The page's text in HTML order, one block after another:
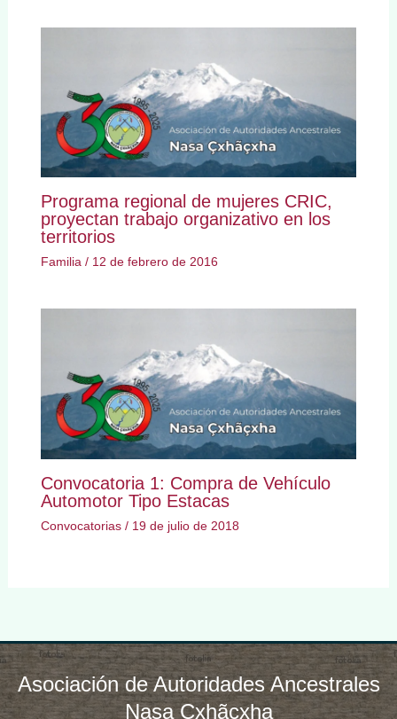
Programa regional de mujeres CRIC,
proyectan trabajo organizativo en los
territorios
Familia/ 12 de febrero de 2016
Convocatoria 1: Compra de Vehículo
Automotor Tipo Estacas
Convocatorias/ 19 de julio de 2018
Asociación de Autoridades Ancestrales
Nasa Çxhãçxha